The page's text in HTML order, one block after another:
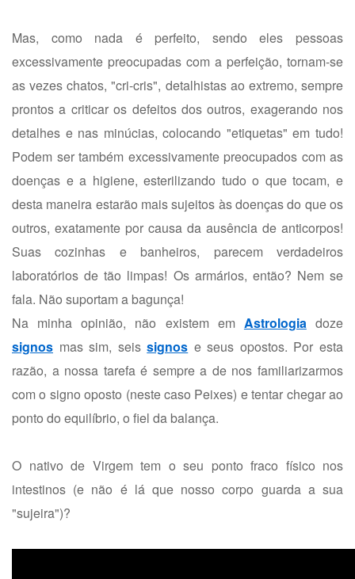
Mas, como nada é perfeito, sendo eles pessoas
excessivamente preocupadas com a perfeição, tornam-se
as vezes chatos, "cri-cris", detalhistas ao extremo, sempre
prontos a criticar os defeitos dos outros, exagerando nos
detalhes e nas minúcias, colocando "etiquetas" em tudo!
Podem ser também excessivamente preocupados com as
doenças e a higiene, esterilizando tudo o que tocam, e
desta maneira estarão mais sujeitos às doenças do que os
outros, exatamente por causa da ausência de anticorpos!
Suas cozinhas e banheiros, parecem verdadeiros
laboratórios de tão limpas! Os armários, então? Nem se
fala. Não suportam a bagunça!
Na minha opinião, não existem em Astrologiadoze
signos mas sim, seissignos e seus opostos. Por esta
razão, a nossa tarefa é sempre a de nos familiarizarmos
com o signo oposto (neste caso Peixes) e tentar chegar ao
ponto do equilíbrio, o fiel da balança.
O nativo de Virgem tem o seu ponto fraco físico nos
intestinos (e não é lá que nosso corpo guarda a sua
"sujeira")?